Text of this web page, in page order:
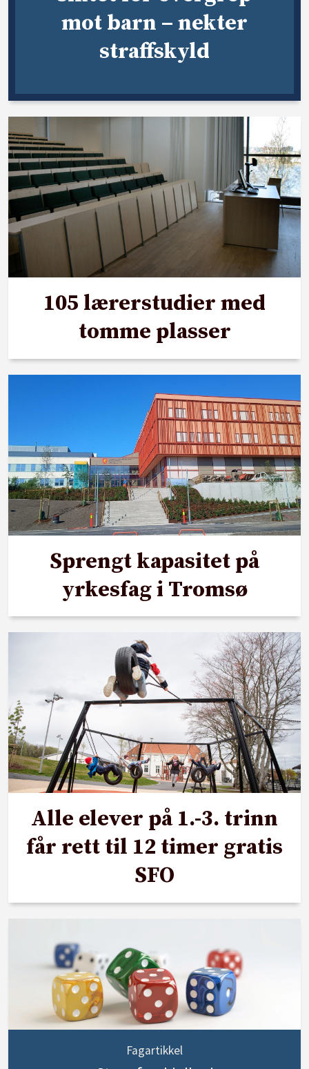
mot barn – nekter
straffskyld
105 lærerstudier med
tomme plasser
Sprengt kapasitet på
yrkesfag i Tromsø
Alle elever på 1.-3. trinn
får rett til 12 timer gratis
SFO
Fagartikkel